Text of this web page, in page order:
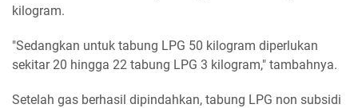
kilogram.
"Sedangkan untuk tabung LPG 50 kilogram diperlukan
sekitar 20 hingga 22 tabung LPG 3 kilogram," tambahnya.
Setelah gas berhasil dipindahkan, tabung LPG non subsidi